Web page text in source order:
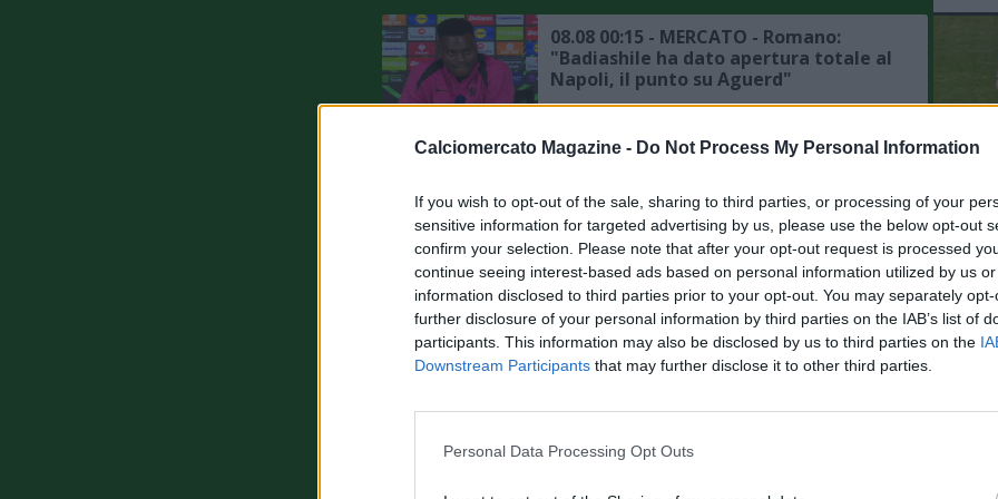
Calciomercato Magazine - Do Not Process My Personal Information
If you wish to opt-out of the sale, sharing to third parties, or processing of your
sensitive information for targeted advertising by us, please use the below opt-out
confirm your selection. Please note that after your opt-out request is processed
continue seeing interest-based ads based on personal information utilized by us
information disclosed to third parties prior to your opt-out. You may separately
further disclosure of your personal information by third parties on the IAB’s list of
participants. This information may also be disclosed by us to third parties on the
Downstream Participants that may further disclose it to other third parties.
Personal Data Processing Opt Outs
08.08 00:15 - MERCATO - Romano:
"Badiashile ha dato apertura totale al
Napoli, il punto su Aguerd"
07.08 23:53 - MERCATO - Moretto:
"Ruggeri ha accettato l'offerta
07.08 23:41 - MERCATO - Romano:
"Liverpool, preso Araujo in prestito
dal Barcellona"
07.08 22:42 - MERCATO - Romano su
Anguissa: "Il Napoli non è in ansia, ma
07.08 22:19 - MERCATO - Romano:
del